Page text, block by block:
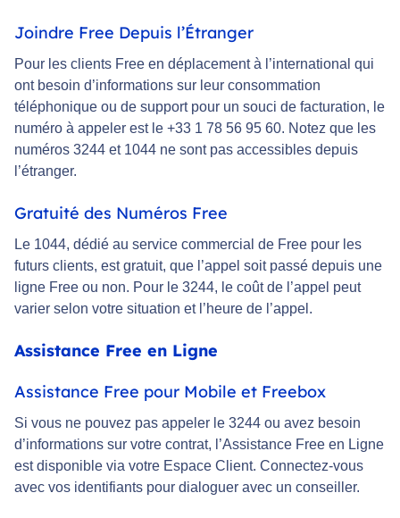
Joindre Free Depuis l’Étranger
Pour les clients Free en déplacement à l’international qui
ont besoin d’informations sur leur consommation
téléphonique ou de support pour un souci de facturation, le
numéro à appeler est le +33 1 78 56 95 60. Notez que les
numéros 3244 et 1044 ne sont pas accessibles depuis
l’étranger.
Gratuité des Numéros Free
Le 1044, dédié au service commercial de Free pour les
futurs clients, est gratuit, que l’appel soit passé depuis une
ligne Free ou non. Pour le 3244, le coût de l’appel peut
varier selon votre situation et l’heure de l’appel.
Assistance Free en Ligne
Assistance Free pour Mobile et Freebox
Si vous ne pouvez pas appeler le 3244 ou avez besoin
d’informations sur votre contrat, l’Assistance Free en Ligne
est disponible via votre Espace Client. Connectez-vous
avec vos identifiants pour dialoguer avec un conseiller.